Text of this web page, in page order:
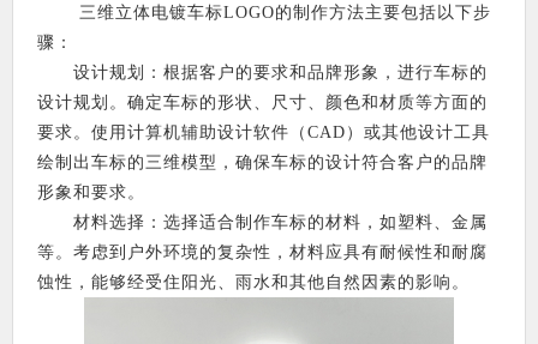
三维立体电镀车标LOGO的制作方法主要包括以下步
骤：
设计规划：根据客户的要求和品牌形象，进行车标的
设计规划。确定车标的形状、尺寸、颜色和材质等方面的
要求。使用计算机辅助设计软件（CAD）或其他设计工具
绘制出车标的三维模型，确保车标的设计符合客户的品牌
形象和要求。
材料选择：选择适合制作车标的材料，如塑料、金属
等。考虑到户外环境的复杂性，材料应具有耐候性和耐腐
蚀性，能够经受住阳光、雨水和其他自然因素的影响。